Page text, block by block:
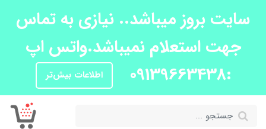
سایت بروز میباشد.. نیازی به تماس
جهت استعلام نمیباشد.واتس اپ
:09139663438
اطلاعات بیش‌تر